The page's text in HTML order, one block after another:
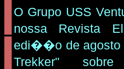
O Grupo USS
nossa Revista
edi��o de agosto
Trekker"